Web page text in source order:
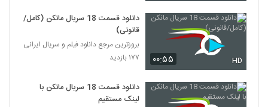
۰۰:۵۵ HD
دانلود قسمت 18 سریال مانکن (کامل/
قانونی)
بروزترین مرجع دانلود فیلم و سریال ایرانی
۱۷۷ بازدید
دانلود قسمت 18 سریال مانکن با
لینک مستقیم